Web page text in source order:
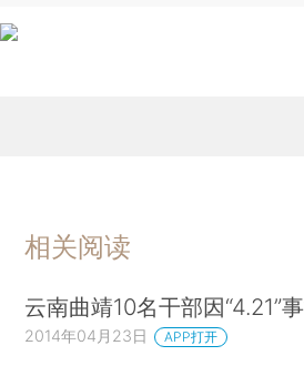
相关阅读
云南曲靖10名干部因“4.21”
2014年04月23日 APP打开